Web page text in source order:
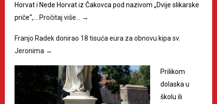
Horvat i Nede Horvat iz Čakovca pod nazivom „Dvije slikarske
priče“,… Pročitaj više… →
Franjo Radek donirao 18 tisuća eura za obnovu kipa sv.
Jeronima →
Prilikom
dolaska u
školu ili